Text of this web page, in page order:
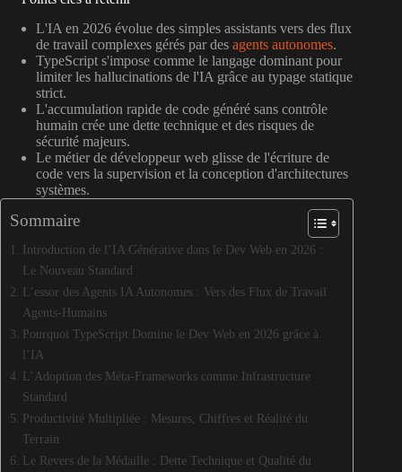
L'IA en 2026 évolue des simples assistants vers des flux
de travail complexes gérés par des agents autonomes.
TypeScript s'impose comme le langage dominant pour
limiter les hallucinations de l'IA grâce au typage statique
strict.
L'accumulation rapide de code généré sans contrôle
humain crée une dette technique et des risques de
sécurité majeurs.
Le métier de développeur web glisse de l'écriture de
code vers la supervision et la conception d'architectures
systèmes.
Sommaire
Introduction de l’IA Générative dans le Dev Web en 2026 :
Le Nouveau Standard
L’essor des Agents IA Autonomes : Vers des Flux de Travail
Agents-Humains
Pourquoi TypeScript Domine le Dev Web en 2026 grâce à
l’IA
L’Adoption des Méta-Frameworks comme Infrastructure
Standard
Productivité Multipliée : Mesures, Chiffres et Réalité du
Terrain
Le Revers de la Médaille : Dette Technique et Qualité du